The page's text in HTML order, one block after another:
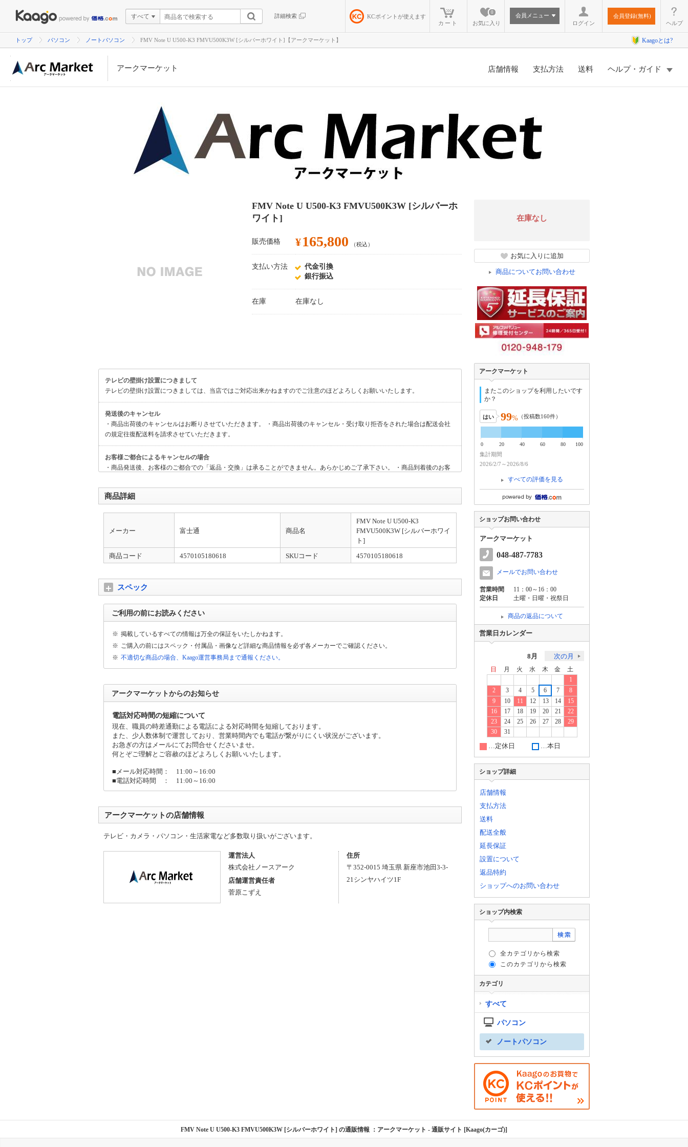
すべて 詳細検索 KCポイントが使えます
カート
お気に入り
0
会員メニュー
ログイン
会員登録(無料)
ヘルプ
トップ パソコン ノートパソコン FMV Note U U500-K3 FMVU500K3W [シルバーホワイト]【アークマーケット】 Kaagoとは?
アークマーケット 店舗情報 支払方法 送料 ヘルプ・ガイド
FMV Note U U500-K3 FMVU500K3W [シルバーホ
ワイト]
販売価格 ¥165,800 （税込）
支払い方法
代金引換
銀行振込
在庫 在庫なし
テレビの壁掛け設置につきまして
テレビの壁掛け設置につきましては、当店ではご対応出来かねますのでご注意のほどよろしくお願いいたします。
発送後のキャンセル
・商品出荷後のキャンセルはお断りさせていただきます。 ・商品出荷後のキャンセル・受け取り拒否をされた場合は配送会社
の規定往復配送料を請求させていただきます。
お客様ご都合によるキャンセルの場合
・商品発送後、お客様のご都合での「返品・交換」は承ることができません。あらかじめご了承下さい。 ・商品到着後のお客
延長保証について①
当店の商品に対する延長保証対象外のメーカーに関しまして下記となっておりますので何卒宜しくお願い致します。 対象外メ
その他の延長保証対象商品につきましては、「購入手続きに進む」をクリックして頂いたのちオプションCをご確認いただけれ
ば幸いです。
商品詳細
メーカー 富士通 商品名
FMV Note U U500-K3
FMVU500K3W [シルバーホワイ
ト]
商品コード
4570105180618 SKUコード 4570105180618
スペック
ご利用の前にお読みください
※ 掲載しているすべての情報は万全の保証をいたしかねます。
※ ご購入の前にはスペック・付属品・画像など詳細な商品情報を必ず各メーカーでご確認ください。
※ 不適切な商品の場合、Kaago運営事務局まで通報ください。
アークマーケットからのお知らせ
電話対応時間の短縮について
現在、職員の時差通勤による電話による対応時間を短縮しております。
また、少人数体制で運営しており、営業時間内でも電話が繋がりにくい状況がございます。
お急ぎの方はメールにてお問合せくださいませ。
何とぞご理解とご容赦のほどよろしくお願いいたします。
■メール対応時間： 11:00～16:00
■電話対応時間 ： 11:00～16:00
アークマーケットの店舗情報
テレビ・カメラ・パソコン・生活家電など多数取り扱いがございます。
運営法人
株式会社ノースアーク
店舗運営責任者
菅原こずえ
住所
〒 352-0015 埼玉県 新座市池田3-3-
21シンヤハイツ1F
在庫なし
お気に入りに追加
商品についてお問い合わせ
アークマーケット
またこのショップを利用したいです
か？
はい 99% （投稿数160件）
0 20 40 60 80 100
集計期間
2026/2/7～2026/8/6
すべての評価を見る
ショップお問い合わせ
アークマーケット
048-487-7783
メールでお問い合わせ
営業時間
11：00～16：00
定休日
土曜・日曜・祝祭日
商品の返品について
営業日カレンダー
8月 次の月
日 月 火 水 木 金
土
1
2
3 4 5 6 7
8
9
10 11 12 13 14
15
16
17 18 19 20 21
22
23
24 25 26 27 28
29
30
31
…定休日 …本日
ショップ詳細
店舗情報
支払方法
送料
配送全般
延長保証
設置について
返品特約
ショップへのお問い合わせ
ショップ内検索
全カテゴリから検索
このカテゴリから検索
カテゴリ
すべて
パソコン
ノートパソコン
FMV Note U U500-K3 FMVU500K3W [シルバーホワイト] の通販情報 ：アークマーケット - 通販サイト [Kaago(カーゴ)]